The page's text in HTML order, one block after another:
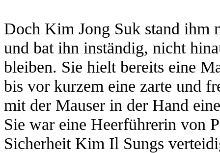
Doch Kim Jong Suk stand ihm
und bat ihn inständig, nicht
bleiben. Sie hielt bereits eine
bis vor kurzem eine zarte und
mit der Mauser in der Hand
Sie war eine Heerführerin von
Sicherheit Kim Il Sungs